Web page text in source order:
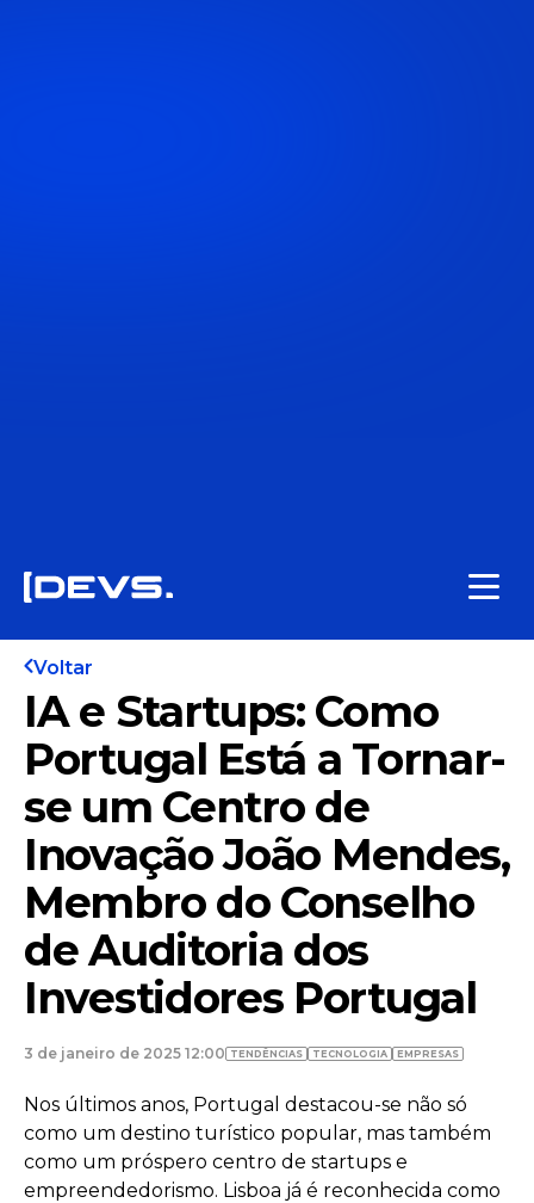
Voltar
IA e Startups: Como
Portugal Está a Tornar-
se um Centro de
Inovação João Mendes,
Membro do Conselho
de Auditoria dos
Investidores Portugal
3 de janeiro de 2025 12:00 TENDÊNCIAS TECNOLOGIA EMPRESAS
Nos últimos anos, Portugal destacou-se não só
como um destino turístico popular, mas também
como um próspero centro de startups e
empreendedorismo. Lisboa já é reconhecida como